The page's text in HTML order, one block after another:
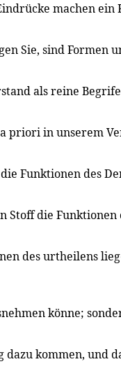
machen ein
Sie, sind Formen
als reine
priori in unserem
Funktionen des
Stoff die
des urtheilens
könne;
dazu kommen, und